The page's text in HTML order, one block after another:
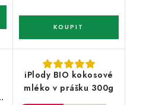
iPlody BIO kokosové
mléko v prášku 300g